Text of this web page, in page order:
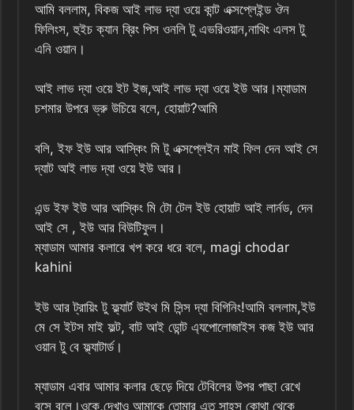
আমি বললাম, বিকজ আই লাভ দ্যা ওয়ে কান্ট এক্সপ্লেইন্ড ঔন
ফিলিংস, হুইচ ক্যান ব্রিং পিস ওনলি টু এভরিওয়ান,নাথিং এলস টু
এনি ওয়ান।
আই লাভ দ্যা ওয়ে ইট ইজ,আই লাভ দ্যা ওয়ে ইউ আর।ম্যাডাম
চশমার উপরে ভ্রু উচিয়ে বলে, হোয়াট?আমি
বলি, ইফ ইউ আর আস্কিং মি টু এক্সপ্লেইন মাই ফিল দেন আই সে
দ্যাট আই লাভ দ্যা ওয়ে ইউ আর।
এন্ড ইফ ইউ আর আস্কিং মি টো টেল ইউ হোয়াট আই লার্নড, দেন
আই সে , ইউ আর বিউটিফুল।
ম্যাডাম আমার কলারে খপ করে ধরে বলে, magi chodar
kahini
ইউ আর ট্রায়িং টু ফ্ল্যার্ট উইথ মি সিন্স দ্যা বিগিনিং!আমি বললাম,ইউ
মে সে ইটস মাই ফল্ট, বাট আই ডোন্ট এ্যপোলোজাইস কজ ইউ আর
ওয়ান টু বে ফ্ল্যাটার্ড।
ম্যাডাম এবার আমার কলার ছেড়ে দিয়ে টেবিলের উপর পাছা রেখে
বসে বলে।ওকে,দেখাও আমাকে তোমার এত সাহস কোথা থেকে